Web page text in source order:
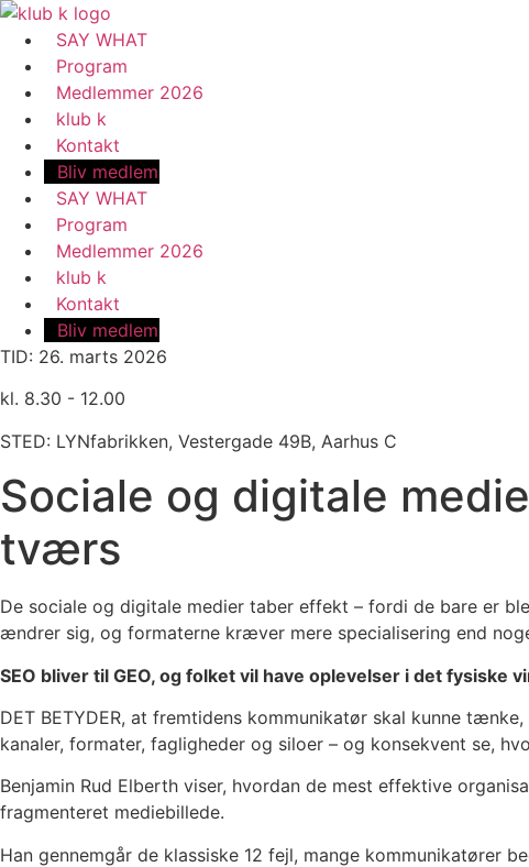
Videre
indhold
SAY WHAT
Program
Medlemmer 2026
klub k
Kontakt
Bliv medlem
SAY WHAT
Program
Medlemmer 2026
klub k
Kontakt
Bliv medlem
TID: 26. marts 2026
kl. 8.30 - 12.00
STED: LYNfabrikken, Vestergade 49B, Aarhus C
Sociale og digitale
tværs
De sociale og digitale medier taber effekt – fordi de bare er
ændrer sig, og formaterne kræver mere specialisering end
SEO bliver til GEO, og folket vil have oplevelser i det
DET BETYDER, at fremtidens kommunikatør skal kunne
kanaler, formater, fagligheder og siloer – og konsekvent se,
Benjamin Rud Elberth viser, hvordan de mest effektive
fragmenteret mediebillede.
Han gennemgår de klassiske 12 fejl, mange kommunikatører